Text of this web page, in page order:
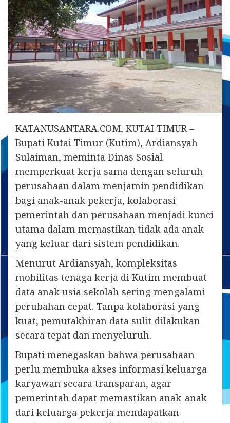
KATANUSANTARA.COM, KUTAI TIMUR –
Bupati Kutai Timur (Kutim), Ardiansyah
Sulaiman, meminta Dinas Sosial
memperkuat kerja sama dengan seluruh
perusahaan dalam menjamin pendidikan
bagi anak-anak pekerja, kolaborasi
pemerintah dan perusahaan menjadi kunci
utama dalam memastikan tidak ada anak
yang keluar dari sistem pendidikan.
Menurut Ardiansyah, kompleksitas
mobilitas tenaga kerja di Kutim membuat
data anak usia sekolah sering mengalami
perubahan cepat. Tanpa kolaborasi yang
kuat, pemutakhiran data sulit dilakukan
secara tepat dan menyeluruh.
Bupati menegaskan bahwa perusahaan
perlu membuka akses informasi keluarga
karyawan secara transparan, agar
pemerintah dapat memastikan anak-anak
dari keluarga pekerja mendapatkan